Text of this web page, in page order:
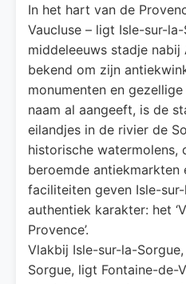
In het hart van de
Vaucluse – ligt Isle-sur-
middeleeuws stadje
bekend om zijn
monumenten en
naam al aangeeft, is de
eilandjes in de rivier de
historische watermolens,
beroemde antiekmarkten
faciliteiten geven Isle-
authentiek karakter: het
Provence’.
Vlakbij Isle-sur-la-
Sorgue, ligt Fontaine-de-